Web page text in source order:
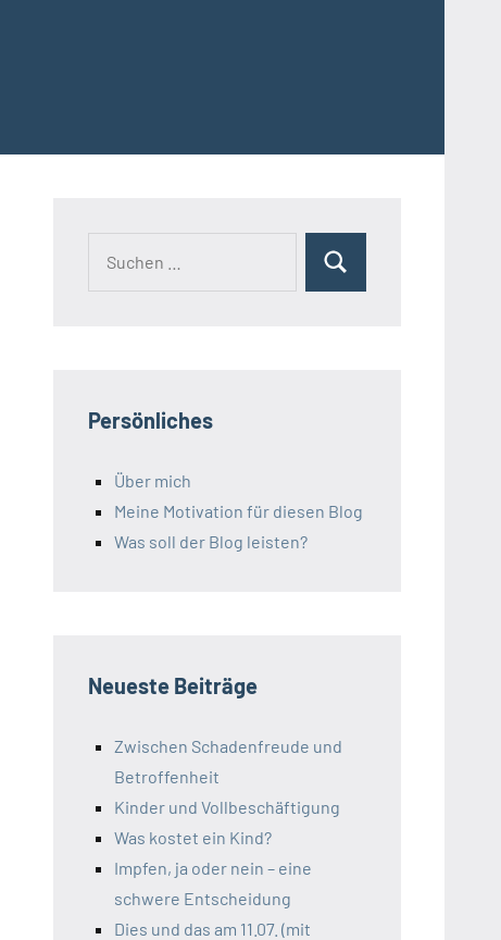
Suchen
Persönliches
Über mich
Meine Motivation für diesen Blog
Was soll der Blog leisten?
Neueste Beiträge
Zwischen Schadenfreude und
Betroffenheit
Kinder und Vollbeschäftigung
Was kostet ein Kind?
Impfen, ja oder nein – eine
schwere Entscheidung
Dies und das am 11.07. (mit